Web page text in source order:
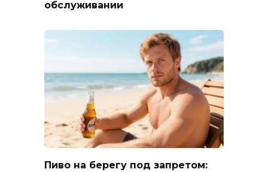
обслуживании
Пиво на берегу под запретом: